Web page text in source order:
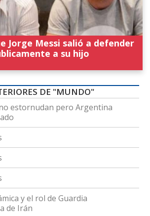
Jorge Messi salió a defender
a su hijo
DE "MUNDO"
estornudan pero Argentina
y el rol de Guardia
de Irán